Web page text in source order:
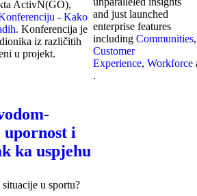
ActivN(GO),
- Kako
Konferencija je
iz različitih
u projekt.
i
ka uspjehu
u sportu?
and just launched
enterprise features
including Communities,
Customer
Experience, Workforce
.